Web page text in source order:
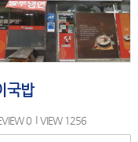
국밥
0 VIEW 1256